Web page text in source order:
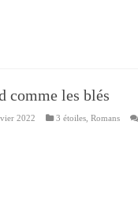
comme les blés
2022 3 étoiles, Romans